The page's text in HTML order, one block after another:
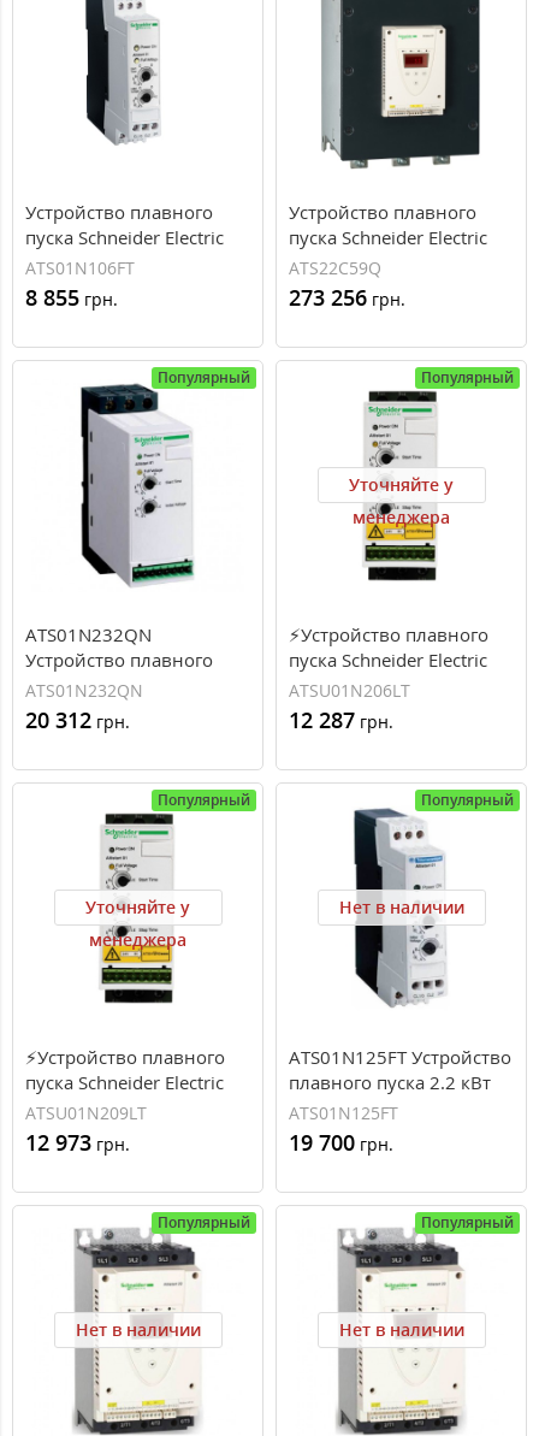
Устройство плавного
пуска Schneider Electric
серии Altistart ATS01 6A
400В (ATS01N106FT)
ATS01N106FT
8 855 грн.
Устройство плавного
пуска Schneider Electric
серии Altistart ATS22
590A 400В (ATS22C59Q)
ATS22C59Q
273 256 грн.
Популярный
ATS01N232QN
Устройство плавного
пуска 15 кВт Schneider
Electric ATS01
ATS01N232QN
20 312 грн.
Популярный
Уточняйте у
менеджера
⚡Устройство плавного
пуска Schneider Electric
серии Altistart ATSU01 6A
400В (ATSU01N206LT)
ATSU01N206LT
12 287 грн.
Популярный
Уточняйте у
менеджера
⚡Устройство плавного
пуска Schneider Electric
серии Altistart ATSU01 9A
400В (ATSU01N209LT)
ATSU01N209LT
12 973 грн.
Популярный
Нет в наличии
ATS01N125FT Устройство
плавного пуска 2.2 кВт
Schneider Electric ATS01
ATS01N125FT
19 700 грн.
Популярный
Нет в наличии
Популярный
Нет в наличии